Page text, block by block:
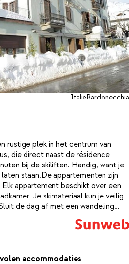
ItaliëBardonecchia
rustige plek in het centrum van
die direct naast de résidence
bij de skiliften. Handig, want je
staan.De appartementen zijn
appartement beschikt over een
Je skimateriaal kun je veilig
de dag af met een wandeling
accommodaties